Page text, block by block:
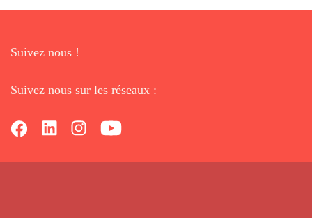
Suivez nous !
Suivez nous sur les réseaux :